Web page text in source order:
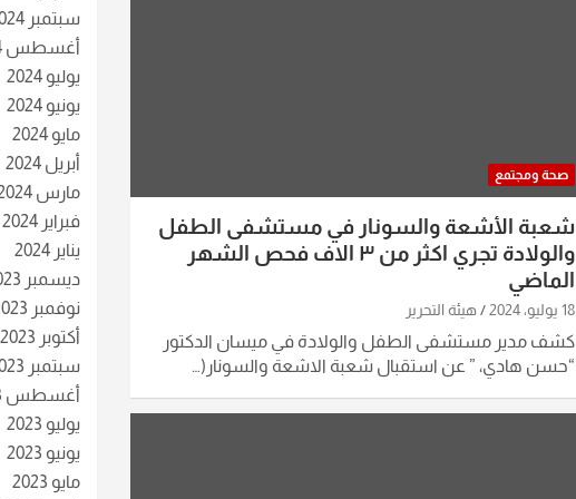
صحة ومجتمع
شعبة الأشعة والسونار في مستشفى الطفل
والولادة تجري اكثر من ٣ الاف فحص الشهر
الماضي
18 يوليو، 2024 هيئة التحرير
كشف مدير مستشفى الطفل والولادة في ميسان الدكتور
“حسن هادي، ” عن استقبال شعبة الاشعة والسونار(…
سبتمبر 2024
أغسطس 2024
يوليو 2024
يونيو 2024
مايو 2024
أبريل 2024
مارس 2024
فبراير 2024
يناير 2024
ديسمبر 2023
نوفمبر 2023
أكتوبر 2023
سبتمبر 2023
أغسطس 2023
يوليو 2023
يونيو 2023
مايو 2023